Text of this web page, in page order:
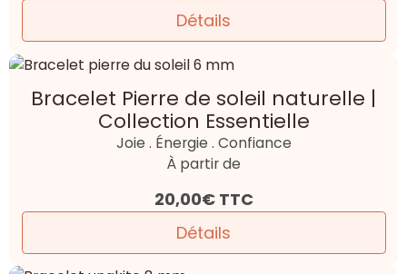
Détails
Bracelet Pierre de soleil naturelle |
Collection Essentielle
Joie . Énergie . Confiance
À partir de
20,00€ TTC
Détails